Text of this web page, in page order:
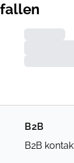
B2B
B2B